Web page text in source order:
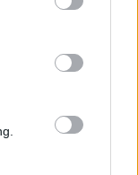
party tags to
in below Google